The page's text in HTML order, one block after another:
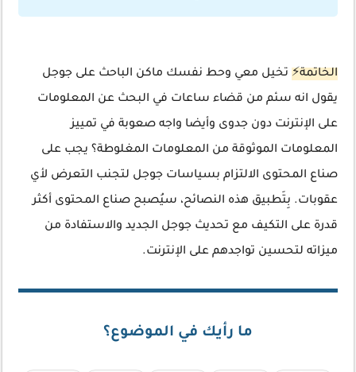
الخاتمة⚡ تخيل معي وحط نفسك ماكن الباحث على جوجل
يقول انه سئم من قضاء ساعات في البحث عن المعلومات
على الإنترنت دون جدوى وأيضا واجه صعوبة في تمييز
المعلومات الموثوقة من المعلومات المغلوطة؟ يجب على
صناع المحتوى الالتزام بسياسات جوجل لتجنب التعرض لأي
عقوبات. بِتَطبيق هذه النصائح، سيُصبح صناع المحتوى أكثر
قدرة على التكيف مع تحديث جوجل الجديد والاستفادة من
ميزاته لتحسين تواجدهم على الإنترنت.
ما رأيك في الموضوع؟